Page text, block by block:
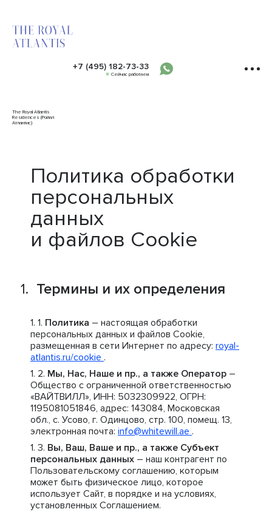
The Royal Atlantis
Residences (Ройал
Атлантис)
+7 (495) 182-73-33
Сейчас работаем
Политика обработки
персональных
данных
и файлов Cookie
Термины и их определения
Политика – настоящая обработки
персональных данных и файлов Cookie,
размещенная в сети Интернет по адресу: royal-
atlantis.ru/cookie .
Мы, Нас, Наше и пр., а также Оператор –
Общество с ограниченной ответственностью
«ВАЙТВИЛЛ», ИНН: 5032309922, ОГРН:
1195081051846, адрес: 143084, Московская
обл., с. Усово, г. Одинцово, стр. 100, помещ. 13,
электронная почта: info@whitewill.ae .
Вы, Ваш, Ваше и пр., а также Субъект
персональных данных – наш контрагент по
Пользовательскому соглашению, которым
может быть физическое лицо, которое
использует Сайт, в порядке и на условиях,
установленных Соглашением.